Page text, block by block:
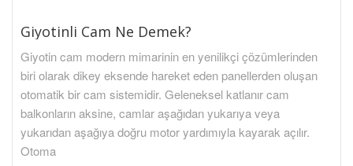
Giyotinli Cam Ne Demek?
Giyotin cam modern mimarinin en yenilikçi çözümlerinden
biri olarak dikey eksende hareket eden panellerden oluşan
otomatik bir cam sistemidir. Geleneksel katlanır cam
balkonların aksine, camlar aşağıdan yukarıya veya
yukarıdan aşağıya doğru motor yardımıyla kayarak açılır.
Otoma